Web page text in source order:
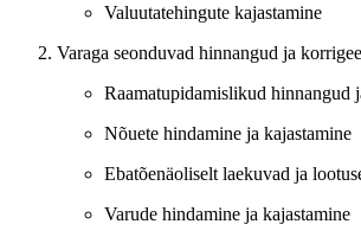
Valuutatehingute kajastamine
Varaga seonduvad hinnangud ja
Raamatupidamislikud hinnangud
Nõuete hindamine ja kajastamine
Ebatõenäoliselt laekuvad ja
Varude hindamine ja kajastamine